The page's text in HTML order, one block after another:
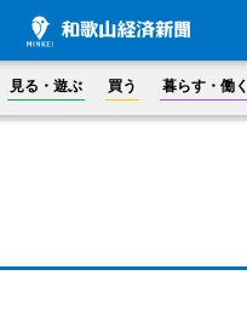
見る・遊ぶ 買う 暮らす・働く